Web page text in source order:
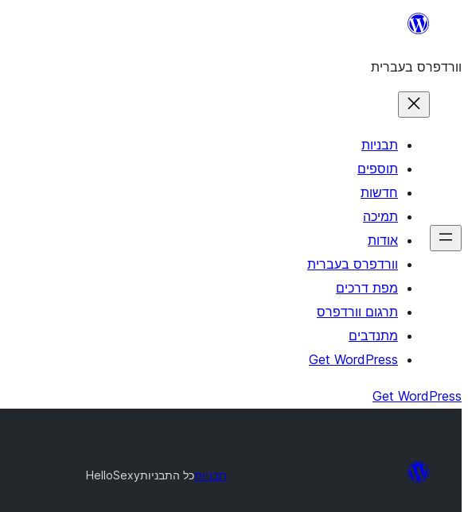
וורדפרס בעברית
תבניות
תוספים
חדשות
תמיכה
אודות
וורדפרס בעברית
מפת דרכים
תרגום וורדפרס
מתנדבים
Get WordPress
Get WordPress
תבניותכל התבניותHelloSexy